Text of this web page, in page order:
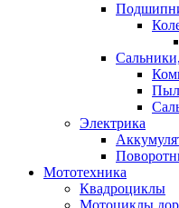
Электрика
Мототехника
Квадроциклы
Мотоциклы